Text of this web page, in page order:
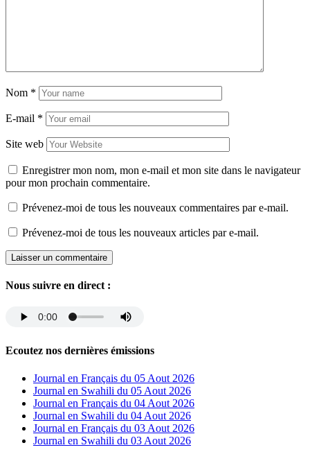
Nom *
E-mail *
Site web
Enregistrer mon nom, mon e-mail et mon site dans le navigateur
pour mon prochain commentaire.
Prévenez-moi de tous les nouveaux commentaires par e-mail.
Prévenez-moi de tous les nouveaux articles par e-mail.
Nous suivre en direct :
Ecoutez nos dernières émissions
Journal en Français du 05 Aout 2026
Journal en Swahili du 05 Aout 2026
Journal en Français du 04 Aout 2026
Journal en Swahili du 04 Aout 2026
Journal en Français du 03 Aout 2026
Journal en Swahili du 03 Aout 2026